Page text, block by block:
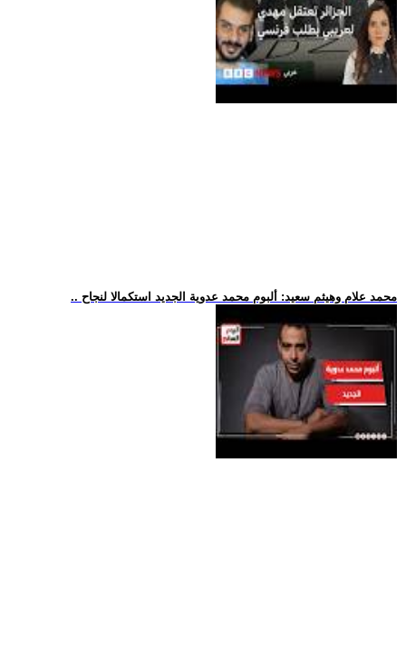
.. محمد علام وهيثم سعيد: ألبوم محمد عدوية الجديد استكمالا لنجاح